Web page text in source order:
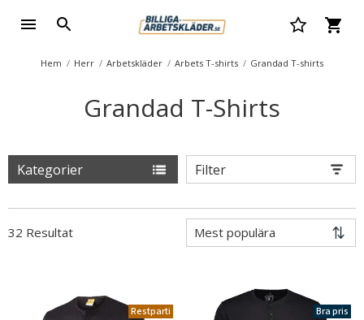
Hem Herr Arbetskläder Arbets T-shirts Grandad T-shirts
Grandad T-Shirts
Kategorier Filter
32 Resultat
Restparti
Bra pris